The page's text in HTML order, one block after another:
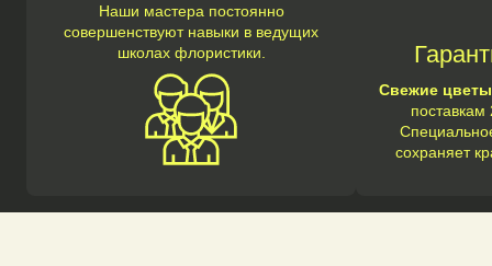
Наши мастера постоянно
совершенствуют навыки в ведущих
школах флористики.
Свежие цветы
сохраняет